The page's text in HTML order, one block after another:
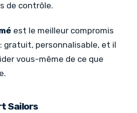
de contrôle.
est le meilleur compromis
gratuit, personnalisable, et il
vous-même de ce que
Sailors